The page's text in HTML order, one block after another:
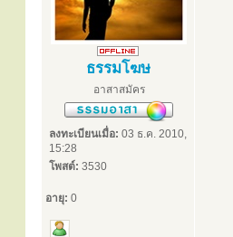
ธรรมโฆษ
อาสาสมัคร
ลงทะเบียนเมื่อ: 03 ธ.ค. 2010,
15:28
โพสต์: 3530
อายุ: 0